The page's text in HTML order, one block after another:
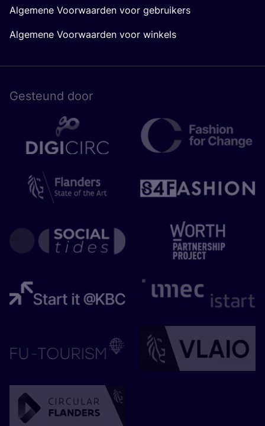
Algemene Voorwaarden voor gebruikers
Algemene Voorwaarden voor winkels
Gesteund door